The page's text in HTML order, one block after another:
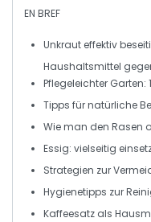
EN BREF
Unkraut effektiv
Haushaltsmittel
Pflegeleichter Garten:
Tipps fürnatürliche
Wie man den Rasen
Essig: vielseitig
Strategien zur
Hygienetipps zur
Kaffeesatz als